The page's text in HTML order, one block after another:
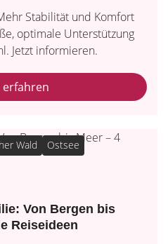
Stabilität und Komfort
optimale Unterstützung
Jetzt informieren.
erfahren
Wald Ostsee
Von Bergen bis
Reiseideen